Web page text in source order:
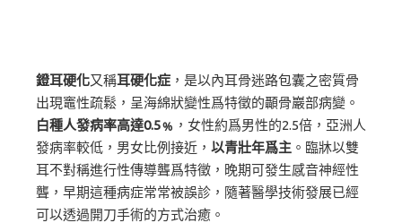
鐙耳硬化又稱耳硬化症 ，是以內耳骨迷路包囊之密質骨
出現竈性疏鬆，呈海綿狀變性爲特徵的顳骨巖部病變。
白種人發病率高達0.5﹪ ，女性約爲男性的2.5倍，亞洲人
發病率較低，男女比例接近， 以青壯年爲主 。臨牀以雙
耳不對稱進行性傳導聾爲特徵，晚期可發生感音神經性
聾，早期這種病症常常被誤診，隨著醫學技術發展已經
可以透過開刀手術的方式治癒。